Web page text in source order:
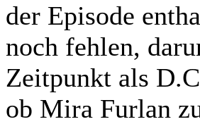
der Episode
noch fehlen,
Zeitpunkt als
ob Mira Furlan